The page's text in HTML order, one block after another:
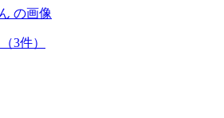
（3件）